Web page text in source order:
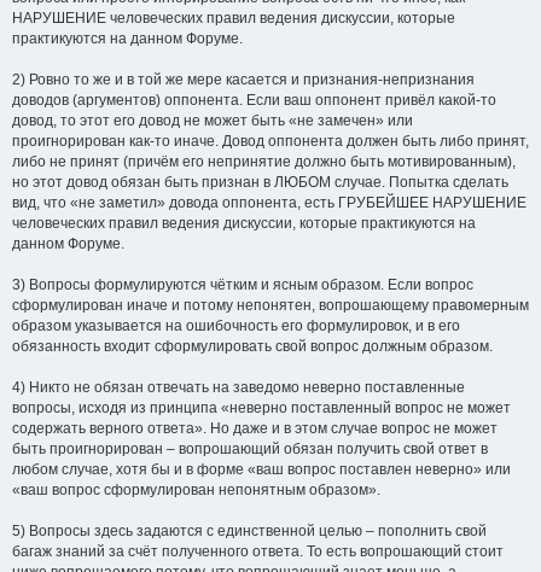
НАРУШЕНИЕ человеческих правил ведения дискуссии, которые
практикуются на данном Форуме.
2) Ровно то же и в той же мере касается и признания-непризнания
доводов (аргументов) оппонента. Если ваш оппонент привёл какой-то
довод, то этот его довод не может быть «не замечен» или
проигнорирован как-то иначе. Довод оппонента должен быть либо принят,
либо не принят (причём его непринятие должно быть мотивированным),
но этот довод обязан быть признан в ЛЮБОМ случае. Попытка сделать
вид, что «не заметил» довода оппонента, есть ГРУБЕЙШЕЕ НАРУШЕНИЕ
человеческих правил ведения дискуссии, которые практикуются на
данном Форуме.
3) Вопросы формулируются чётким и ясным образом. Если вопрос
сформулирован иначе и потому непонятен, вопрошающему правомерным
образом указывается на ошибочность его формулировок, и в его
обязанность входит сформулировать свой вопрос должным образом.
4) Никто не обязан отвечать на заведомо неверно поставленные
вопросы, исходя из принципа «неверно поставленный вопрос не может
содержать верного ответа». Но даже и в этом случае вопрос не может
быть проигнорирован – вопрошающий обязан получить свой ответ в
любом случае, хотя бы и в форме «ваш вопрос поставлен неверно» или
«ваш вопрос сформулирован непонятным образом».
5) Вопросы здесь задаются с единственной целью – пополнить свой
багаж знаний за счёт полученного ответа. То есть вопрошающий стоит